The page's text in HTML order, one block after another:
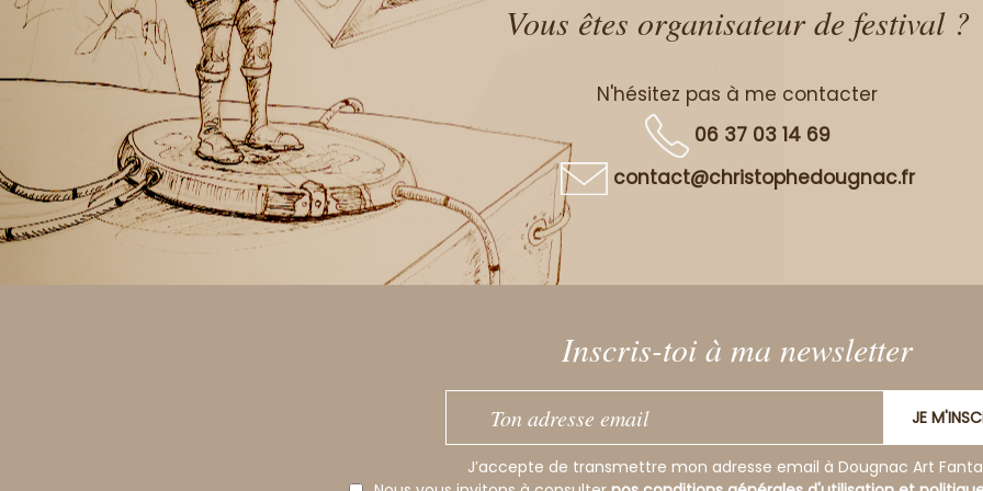
Vous êtes organisateur de festival ?
N'hésitez pas à me contacter
06 37 03 14 69
contact@christophedougnac.fr
Inscris-toi à ma newsletter
JE
J’accepte de transmettre mon adresse email à Dougnac Art